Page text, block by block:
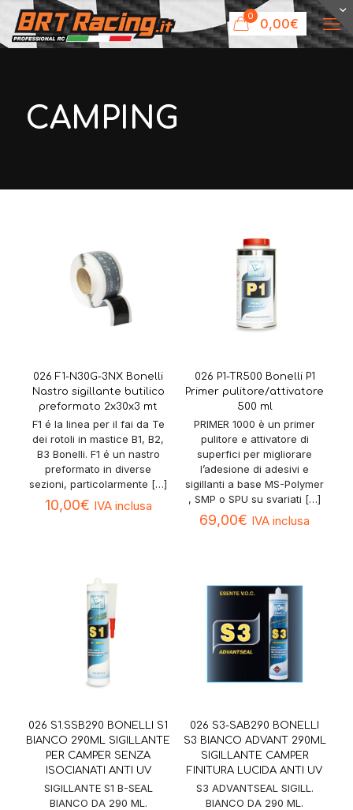
0 0,00€
CAMPING
026 F1-N30G-3NX Bonelli
Nastro sigillante butilico
preformato 2x30x3 mt
F1 é la linea per il fai da Te
dei rotoli in mastice B1, B2,
B3 Bonelli. F1 é un nastro
preformato in diverse
sezioni, particolarmente […]
10,00€ IVA inclusa
026 P1-TR500 Bonelli P1
Primer pulitore/attivatore
500 ml
PRIMER 1000 è un primer
pulitore e attivatore di
superfici per migliorare
l’adesione di adesivi e
sigillanti a base MS-Polymer
, SMP o SPU su svariati […]
69,00€ IVA inclusa
026 S1.SSB290 BONELLI S1
BIANCO 290ML SIGILLANTE
PER CAMPER SENZA
ISOCIANATI ANTI UV
SIGILLANTE S1 B-SEAL
BIANCO DA 290 ML.
026 S3-SAB290 BONELLI
S3 BIANCO ADVANT 290ML
SIGILLANTE CAMPER
FINITURA LUCIDA ANTI UV
S3 ADVANTSEAL SIGILL.
BIANCO DA 290 ML.